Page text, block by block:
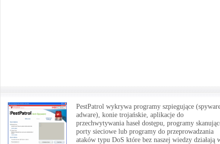
PestPatrol wykrywa programy szpiegujące
adware), konie trojańskie, aplikacje do
przechwytywania haseł dostępu, programy
porty sieciowe lub programy do przeprowadzania
ataków typu DoS które bez naszej wiedzy działają